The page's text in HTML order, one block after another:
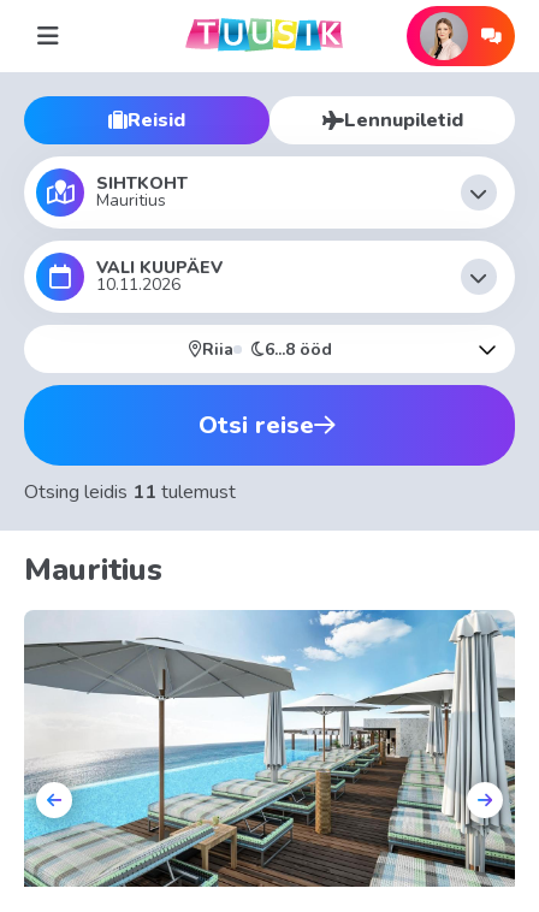
Reisid Lennupiletid
SIHTKOHT
Mauritius
VALI KUUPÄEV
10.11.2026
Riia 6...8 ööd
Otsi reise
Otsing leidis 11 tulemust
Mauritius